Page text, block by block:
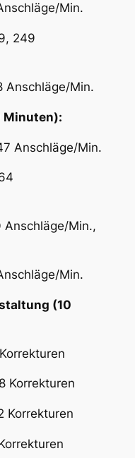
Min.
249
Anschläge/Min.
Minuten):
Anschläge/Min.
Anschläge/Min.,
Min.
(10
Korrekturen
Korrekturen